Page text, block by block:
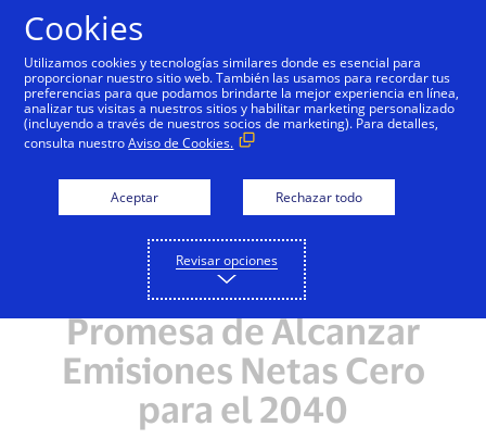
NOTA DE PRENSA
Visa Refuerza su
Compromiso Global con
la Sustentabilidad
Medioambiental con la
Promesa de Alcanzar
Emisiones Netas Cero
para el 2040
Cookies
Utilizamos cookies y tecnologías similares donde es esencial para
proporcionar nuestro sitio web. También las usamos para recordar tus
preferencias para que podamos brindarte la mejor experiencia en línea,
analizar tus visitas a nuestros sitios y habilitar marketing personalizado
(incluyendo a través de nuestros socios de marketing). Para detalles,
consulta nuestroAviso de Cookies.
Aceptar Rechazar todo
Revisar opciones